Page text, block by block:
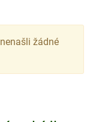
žádné